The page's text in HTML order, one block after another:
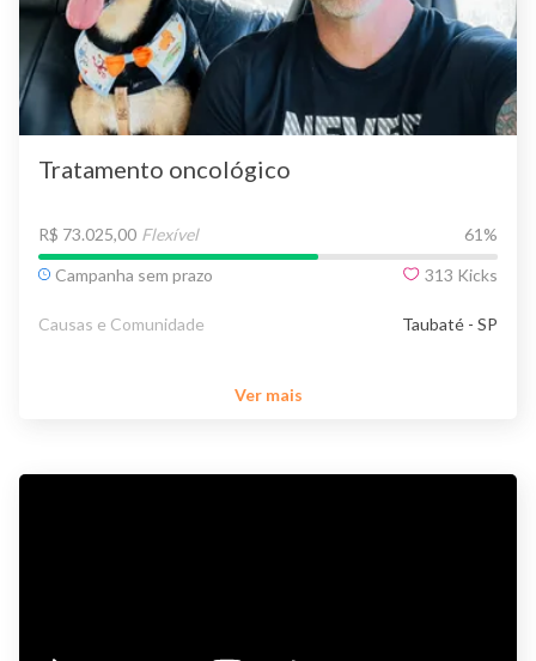
Tratamento oncológico
R$ 73.025,00 Flexível 61 %
Campanha sem prazo
313 Kicks
Causas e Comunidade Taubaté - SP
Ver mais